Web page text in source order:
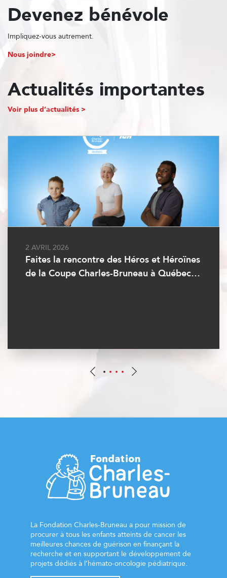
Devenez bénévole
Impliquez-vous autrement.
Nous joindre
Actualités importantes
Voir plus d’actualités
2 AVRIL 2026
Faites la rencontre des Héros et Héroïnes
de la Coupe Charles-Bruneau à Québec
23 MAI 2026
325 000$ nets amassés lors de la Coupe
Charles-Bruneau à Québec présentée par
La Fondation Charles-Bruneau a pour mission de
procurer à tous les enfants atteints de cancer les
meilleures chances de guérison en finançant la
recherche et en supportant le développement de
projets dédiés à l’hémato-oncologie pédiatrique.